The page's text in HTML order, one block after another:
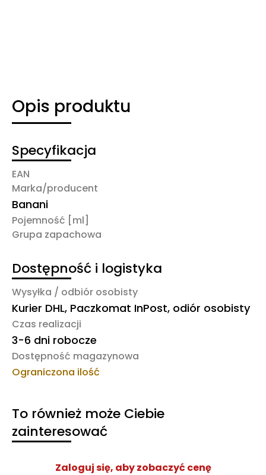
Opis produktu
Specyfikacja
EAN
Marka/producent
Banani
Pojemność [ml]
Grupa zapachowa
Dostępność i logistyka
Wysyłka / odbiór osobisty
Kurier DHL, Paczkomat InPost, odiór osobisty
Czas realizacji
3-6 dni robocze
Dostępność magazynowa
Ograniczona ilość
To również może Ciebie
zainteresować
Zaloguj się, aby zobaczyć cenę